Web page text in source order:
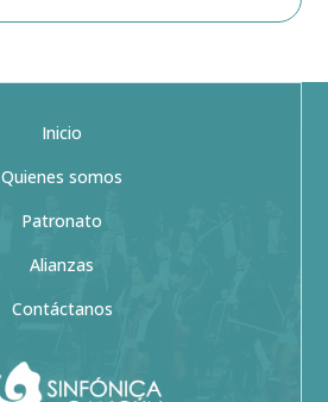
Inicio
Quienes somos
Patronato
Alianzas
Contáctanos